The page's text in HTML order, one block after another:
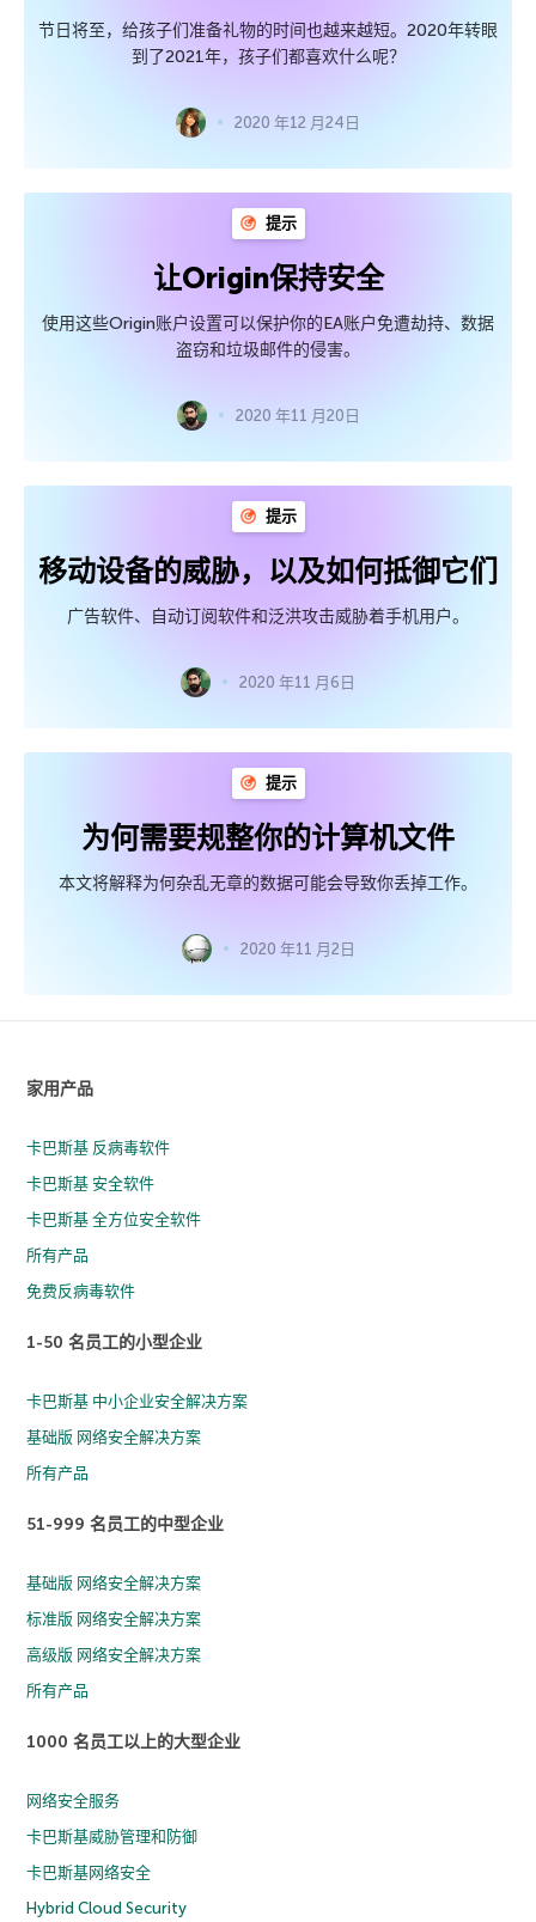
节日将至，给孩子们准备礼物的时间也越来越短。2020年转眼
到了2021年，孩子们都喜欢什么呢？
2020 年12 月24日
提示
让Origin保持安全
使用这些Origin账户设置可以保护你的EA账户免遭劫持、数据
盗窃和垃圾邮件的侵害。
2020 年11 月20日
提示
移动设备的威胁，以及如何抵御它们
广告软件、自动订阅软件和泛洪攻击威胁着手机用户。
2020 年11 月6日
提示
为何需要规整你的计算机文件
本文将解释为何杂乱无章的数据可能会导致你丢掉工作。
2020 年11 月2日
家用产品
卡巴斯基 反病毒软件
卡巴斯基 安全软件
卡巴斯基 全方位安全软件
所有产品
免费反病毒软件
1-50 名员工的小型企业
卡巴斯基 中小企业安全解决方案
基础版 网络安全解决方案
所有产品
51-999 名员工的中型企业
基础版 网络安全解决方案
标准版 网络安全解决方案
高级版 网络安全解决方案
所有产品
1000 名员工以上的大型企业
网络安全服务
卡巴斯基威胁管理和防御
卡巴斯基网络安全
Hybrid Cloud Security